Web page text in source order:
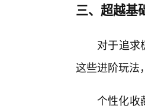
三、超越基
对于追求
这些进阶玩法
个性化收